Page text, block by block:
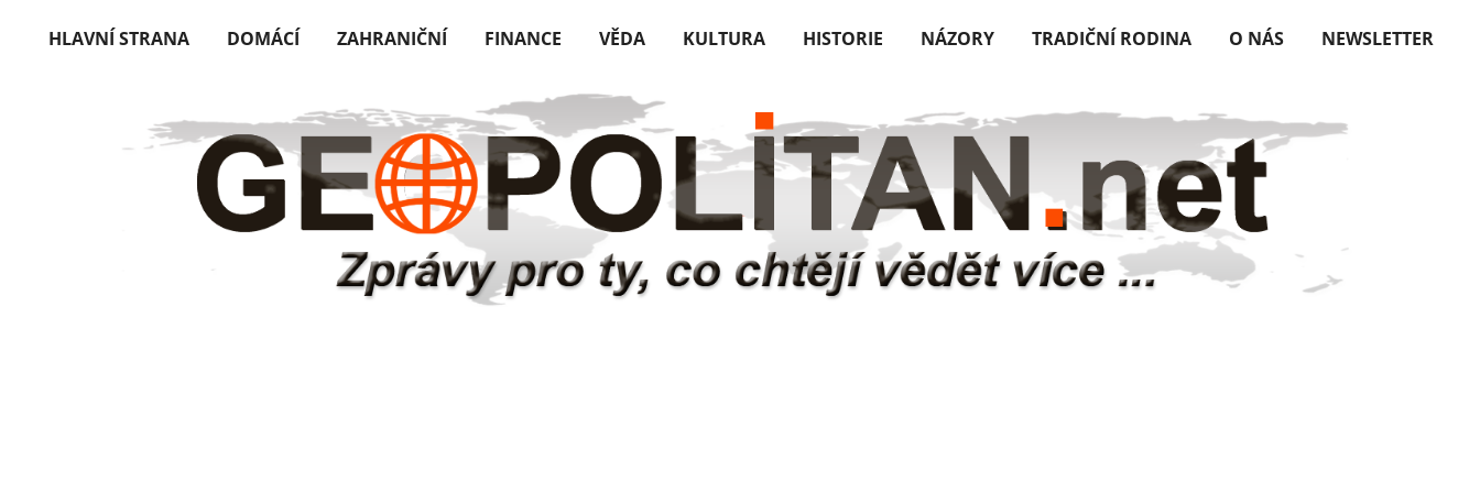
HLAVNÍ STRANA DOMÁCÍ ZAHRANIČNÍ FINANCE VĚDA KULTURA HISTORIE NÁZORY TRADIČNÍ RODINA O NÁS NEWSLETTER